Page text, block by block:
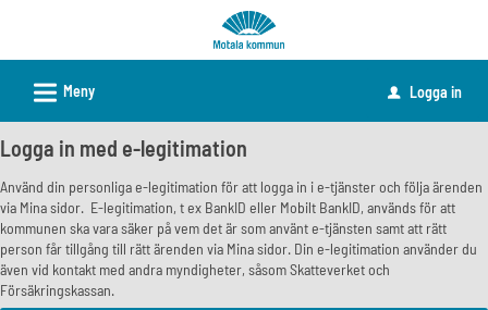
tjänster
-
Motala
kommun
L Meny u Logga in
Logga in med e-legitimation
Använd din personliga e-legitimation för att logga in i e-tjänster och följa ärenden
via Mina sidor. E-legitimation, t ex BankID eller Mobilt BankID, används för att
kommunen ska vara säker på vem det är som använt e-tjänsten samt att rätt
person får tillgång till rätt ärenden via Mina sidor. Din e-legitimation använder du
även vid kontakt med andra myndigheter, såsom Skatteverket och
Försäkringskassan.